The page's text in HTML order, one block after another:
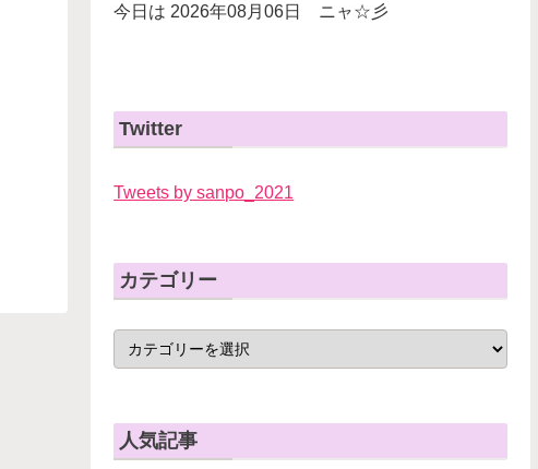
今日は 2026年08月06日 ニャ☆彡
Twitter
Tweets by sanpo_2021
カテゴリー
人気記事